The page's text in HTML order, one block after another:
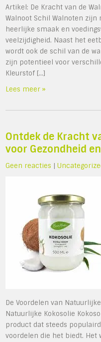
Artikel: De Kracht van de
Walnoot Schil Walnoten
heerlijke smaak en
veelzijdigheid. Naast het
wordt ook de schil van de
zijn potentieel voor
Kleurstof […]
Lees meer »
Ontdek de Kracht
voor Gezondheid
Geen reacties |
De Voordelen van
Natuurlijke Kokosolie
product dat steeds
voordelen die het biedt. Het